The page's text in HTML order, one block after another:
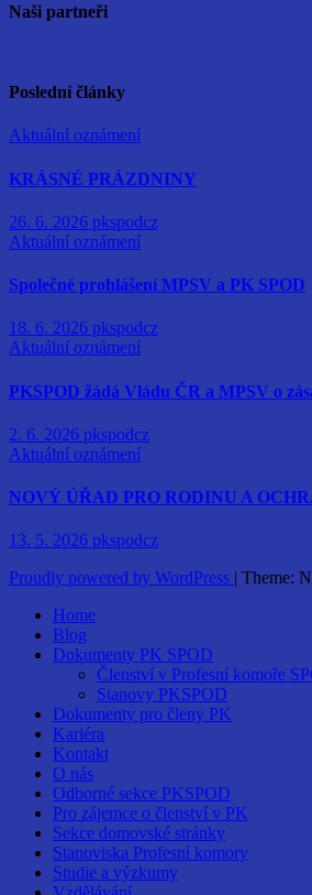
Naši partneři
Poslední články
Aktuální oznámení
KRÁSNÉ PRÁZDNINY
26. 6. 2026 pkspodcz
Aktuální oznámení
Společné prohlášení MPSV a PK SPOD
18. 6. 2026 pkspodcz
Aktuální oznámení
PKSPOD žádá Vládu ČR a MPSV o
2. 6. 2026 pkspodcz
Aktuální oznámení
NOVÝ ÚŘAD PRO RODINU A
13. 5. 2026 pkspodcz
Proudly powered by WordPress | Theme:
Home
Blog
Dokumenty PK SPOD
Členství v Profesní komoře
Stanovy PKSPOD
Dokumenty pro členy PK
Kariéra
Kontakt
O nás
Odborné sekce PKSPOD
Pro zájemce o členství v PK
Sekce domovské stránky
Stanoviska Profesní komory
Studie a výzkumy